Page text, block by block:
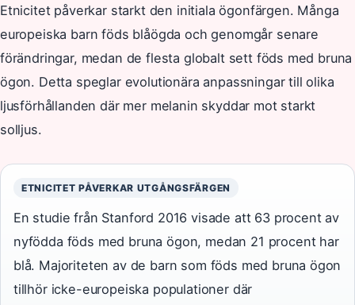
Etnicitet påverkar starkt den initiala ögonfärgen. Många
europeiska barn föds blåögda och genomgår senare
förändringar, medan de flesta globalt sett föds med bruna
ögon. Detta speglar evolutionära anpassningar till olika
ljusförhållanden där mer melanin skyddar mot starkt
solljus.
ETNICITET PÅVERKAR UTGÅNGSFÄRGEN
En studie från Stanford 2016 visade att 63 procent av
nyfödda föds med bruna ögon, medan 21 procent har
blå. Majoriteten av de barn som föds med bruna ögon
tillhör icke-europeiska populationer där